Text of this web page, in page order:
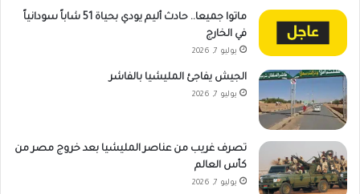
ماتوا جميعا.. حادث أليم يودي بحياة 51 شاباً سودانياً
في الخارج
يوليو 7, 2026
الجيش يفاجئ المليشيا بالفاشر
يوليو 7, 2026
تصرف غريب من عناصر المليشيا بعد خروج مصر من
كأس العالم
يوليو 7, 2026